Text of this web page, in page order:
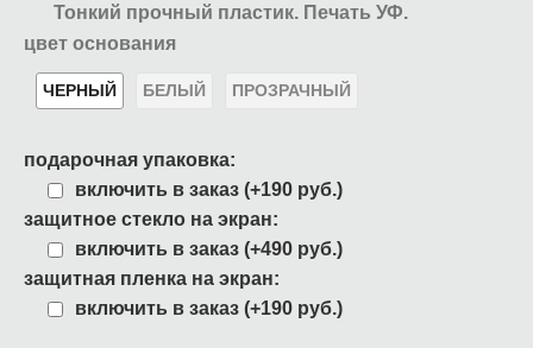
Тонкий прочный пластик. Печать УФ.
цвет основания
ЧЕРНЫЙ БЕЛЫЙ ПРОЗРАЧНЫЙ
подарочная упаковка:
включить в заказ (+190 руб.)
защитное стекло на экран:
включить в заказ (+490 руб.)
защитная пленка на экран:
включить в заказ (+190 руб.)